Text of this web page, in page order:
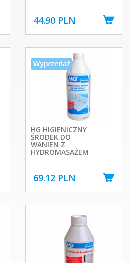
44.90 PLN
HG HIGIENICZNY
ŚRODEK DO
WANIEN Z
HYDROMASAŻEM
69.12 PLN